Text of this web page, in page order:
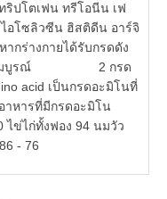
ปโตเฟน ทรีโอนีน เฟ
อโซลิวซีน ฮิสติดีน อาร์จิ
กร่างกายได้รับกรดดัง
กายสมบูรณ์ 2 กรด
acid เป็นกรดอะมิโนที่
าหารที่มีกรดอะมิโน
ข่ไก่ทั้งฟอง 94 นมวัว
- 76